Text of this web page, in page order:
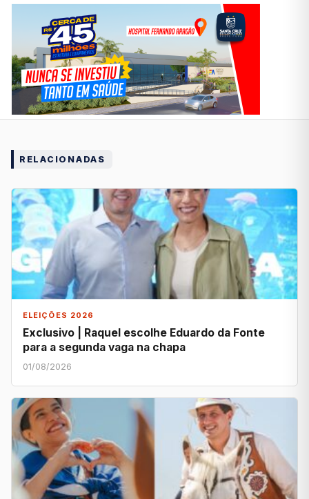
RELACIONADAS
ELEIÇÕES 2026
Exclusivo | Raquel escolhe Eduardo da Fonte
para a segunda vaga na chapa
01/08/2026